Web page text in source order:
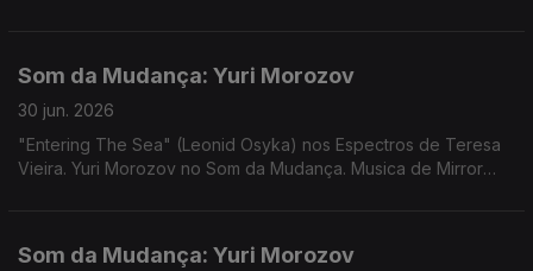
Som da Mudança: Yuri Morozov
30 jun. 2026
"Entering The Sea" (Leonid Osyka) nos Espectros de Teresa
Vieira. Yuri Morozov no Som da Mudança. Musica de Mirror
Som da Mudança: Yuri Morozov